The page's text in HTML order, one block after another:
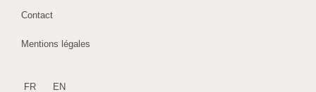
Contact
Mentions légales
FR EN